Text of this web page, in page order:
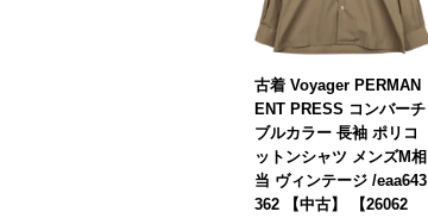
古着 Voyager PERMAN
ENT PRESS コンバーチ
ブルカラー 長袖 ポリコ
ットンシャツ メンズM相
当 ヴィンテージ /eaa643
362 【中古】 【26062